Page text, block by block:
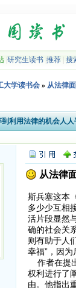
| 研究生读书| 推荐| 搜
大学读书会» 从法律
利用法律的机会人
从法律
斯兵塞这本
多少少互相
活片段显然
确的社会关
则有助于人
幸福”，因
作者在提
权利进行了
由。他指出